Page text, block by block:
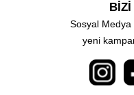
BİZİ
Sosyal Medya
yeni